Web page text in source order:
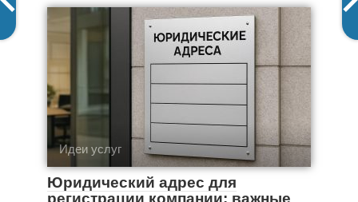
Идеи услуг
Юридический адрес для
регистрации компании: важные